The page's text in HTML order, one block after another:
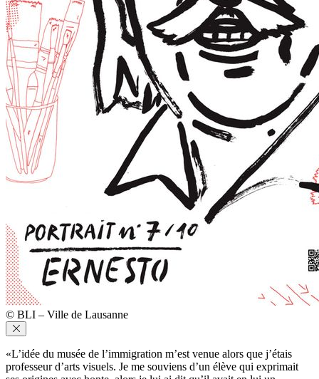
© BLI – Ville de Lausanne
«L’idée du musée de l’immigration m’est venue alors que j’étais
professeur d’arts visuels. Je me souviens d’un élève qui exprimait